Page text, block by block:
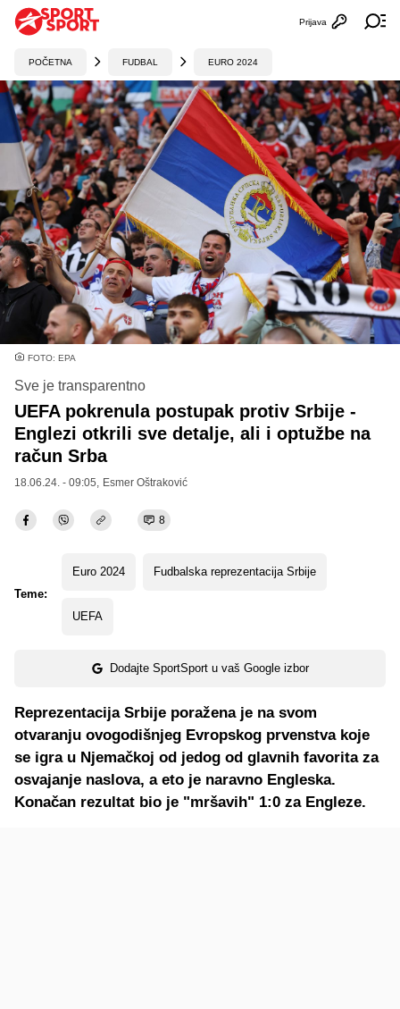
Otvori
Prijava
POČETNA FUDBAL EURO 2024
FOTO: EPA
Sve je transparentno
UEFA pokrenula postupak protiv Srbije -
Englezi otkrili sve detalje, ali i optužbe na
račun Srba
18.06.24. - 09:05, Esmer Oštraković
8
Teme:
Euro 2024 Fudbalska reprezentacija Srbije
UEFA
Dodajte SportSport u vaš Google izbor
Reprezentacija Srbije poražena je na svom
otvaranju ovogodišnjeg Evropskog prvenstva koje
se igra u Njemačkoj od jedog od glavnih favorita za
osvajanje naslova, a eto je naravno Engleska.
Konačan rezultat bio je "mršavih" 1:0 za Engleze.